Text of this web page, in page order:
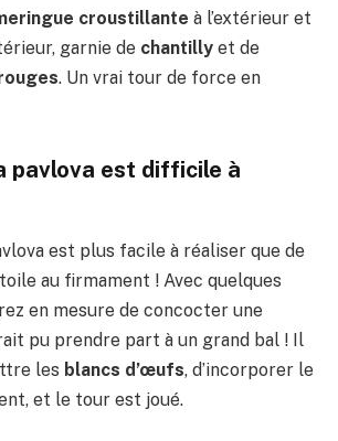
croustillante à l’extérieur et
garnie de chantilly et de
. Un vrai tour de force en
pavlova est difficile à
est plus facile à réaliser que de
au firmament ! Avec quelques
en mesure de concocter une
pu prendre part à un grand bal ! Il
les blancs d’œufs, d’incorporer le
et le tour est joué.